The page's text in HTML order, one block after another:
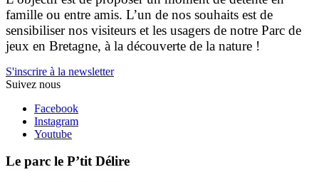
famille ou entre amis. L’un de nos souhaits est de
sensibiliser nos visiteurs et les usagers de notre Parc de
jeux en Bretagne, à la découverte de la nature !
S'inscrire à la newsletter
Suivez nous
Facebook
Instagram
Youtube
Le parc le P’tit Délire